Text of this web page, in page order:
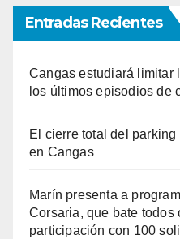
Entradas Recientes
Cangas estudiará limitar
los últimos episodios de
El cierre total del
en Cangas
Marín presenta a
Corsaria, que bate todos
participación con 100